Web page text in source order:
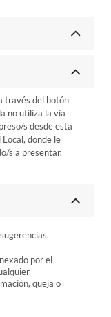
través del botón
no utiliza la vía
s desde esta
donde le
s a presentar.
por el
queja o